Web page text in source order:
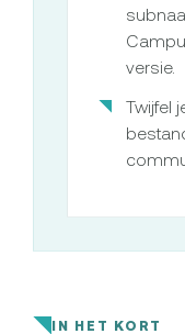
versie.
Twijfel
IN HET KORT